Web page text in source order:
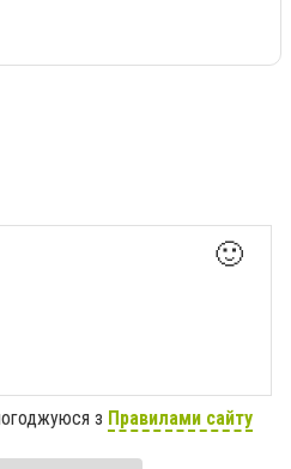
🙂
з Правилами сайту